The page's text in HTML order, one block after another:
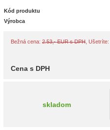
Kód produktu
Výrobca
Bežná cena: 2.53,- EUR s DPH ,
Cena s DPH
skladom